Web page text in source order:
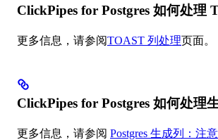
ClickPipes for Postgres 如何处理
更多信息，请参阅TOAST 列处理页面。
ClickPipes for Postgres 如何处理
更多信息，请参阅 Postgres 生成列：注